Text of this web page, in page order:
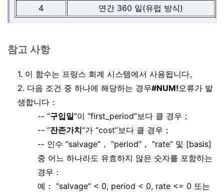
4
연간 360 일(유럽 방식)
참고 사항
1. 이 함수는 프랑스 회계 시스템에서 사용됩니다。
2. 다음 조건 중 하나에 해당하는 경우#NUM!오류가 발
생합니다：
-- “구입일”이 “first_period”보다 클 경우；
-- “잔존가치”가 “cost”보다 클 경우；
-- 인수 “salvage”， “period”， “rate” 및 [basis]
중 어느 하나라도 유효하지 않은 숫자를 포함하는
경우：
예： “salvage” < 0, period < 0, rate <= 0 또는